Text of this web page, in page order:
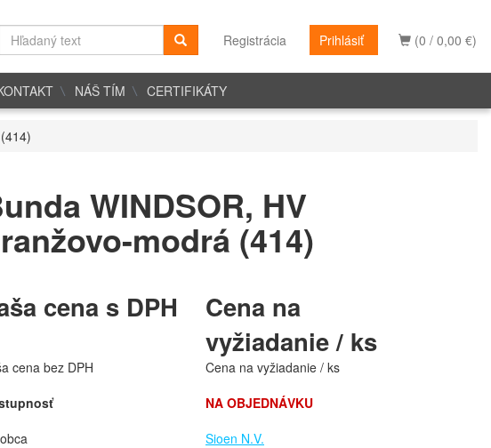
(0 / 0,00 €)
Registrácia Prihlásiť
NÁŠ TÍM CERTIFIKÁTY
WINDSOR, HV
modrá (414)
cena s DPH
Cena na
vyžiadanie / ks
cena bez DPH
Cena na vyžiadanie / ks
NA OBJEDNÁVKU
Sioen N.V.